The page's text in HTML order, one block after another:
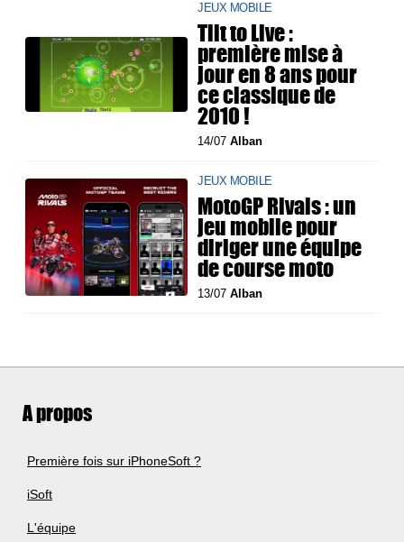
JEUX MOBILE
Tilt to Live :
première mise à
jour en 8 ans pour
ce classique de
2010 !
14/07Alban
JEUX MOBILE
MotoGP Rivals : un
jeu mobile pour
diriger une équipe
de course moto
13/07Alban
A propos
Première fois sur iPhoneSoft ?
iSoft
L'équipe